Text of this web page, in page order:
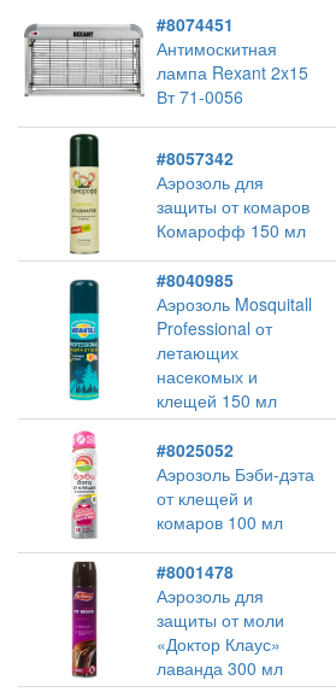
#8074451
Антимоскитная
лампа Rexant 2x15
Вт 71-0056
#8057342
Аэрозоль для
защиты от комаров
Комарофф 150 мл
#8040985
Аэрозоль Mosquitall
Professional от
летающих
насекомых и
клещей 150 мл
#8025052
Аэрозоль Бэби-дэта
от клещей и
комаров 100 мл
#8001478
Аэрозоль для
защиты от моли
«Доктор Клаус»
лаванда 300 мл